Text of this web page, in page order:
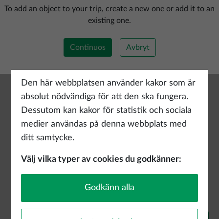
Lägg till ny rutt
To add an object to your trip, create a new one or add it to an
existing one.
Continuos Avbryt
Den här webbplatsen använder kakor som är
absolut nödvändiga för att den ska fungera.
Dessutom kan kakor för statistik och sociala
medier användas på denna webbplats med
ditt samtycke.
Välj vilka typer av cookies du godkänner:
Godkänn alla